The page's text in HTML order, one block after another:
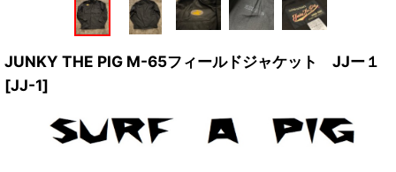
JUNKY THE PIG M-65フィールドジャケット JJー１
[JJ-1]